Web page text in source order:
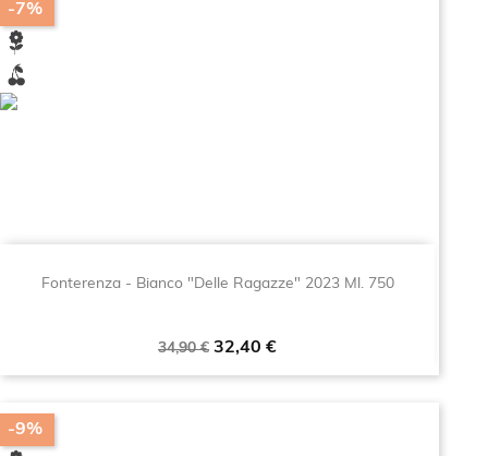
Fonterenza - Bianco "Delle Ragazze" 2023 Ml. 750
Prezzo
34,90 € Prezzo
32,40 €
-7%
-9%